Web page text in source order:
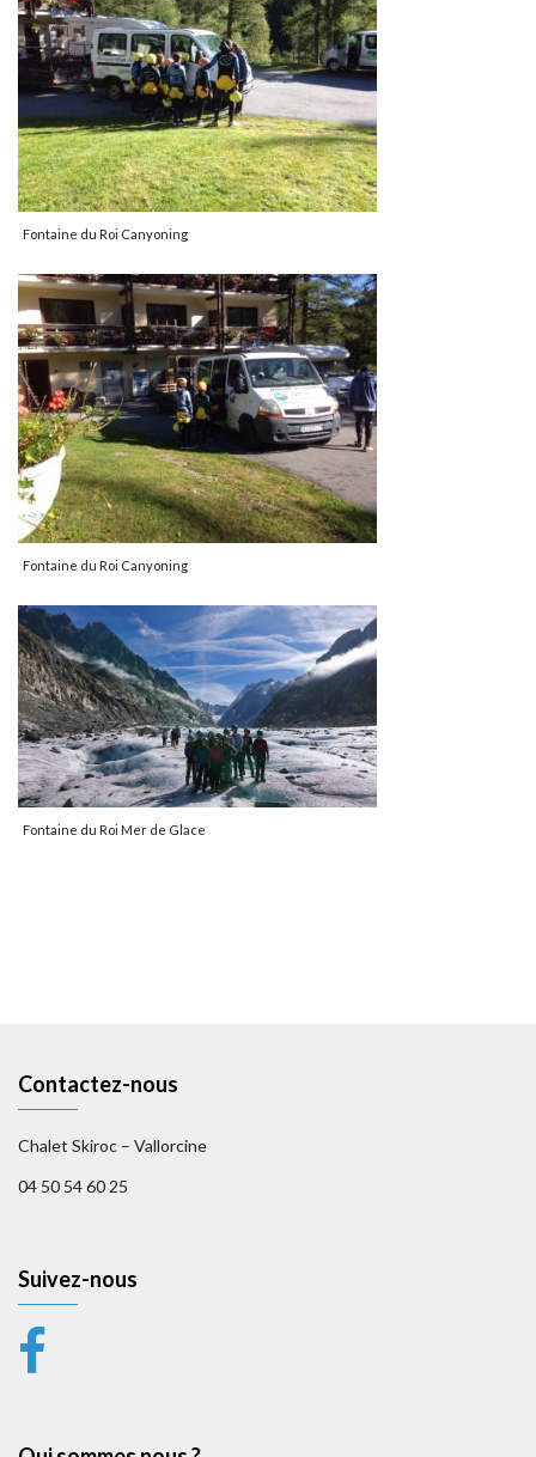
Fontaine du Roi Canyoning
Fontaine du Roi Canyoning
Fontaine du Roi Mer de Glace
Contactez-nous
Chalet Skiroc – Vallorcine
04 50 54 60 25
Suivez-nous